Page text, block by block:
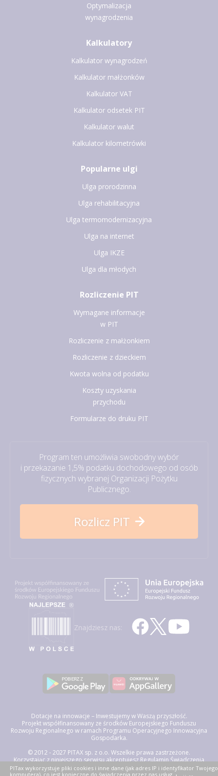
Optymalizacja
wynagrodzenia
Kalkulatory
Kalkulator wynagrodzeń
Kalkulator małżonków
Kalkulator VAT
Kalkulator odsetek PIT
Kalkulator walut
Kalkulator kilometrówki
Popularne ulgi
Ulga prorodzinna
Ulga rehabilitacyjna
Ulga termomodernizacyjna
Ulga na internet
Ulga IKZE
Ulga dla młodych
Rozliczenie PIT
Wymagane informacje
w PIT
Rozliczenie z małżonkiem
Rozliczenie z dzieckiem
Kwota wolna od podatku
Koszty uzyskania
przychodu
Formularze do druku PIT
Program ten umożliwia swobodny wybór
i przekazanie 1,5% podatku dochodowego od osób
fizycznych wybranej Organizacji Pożytku
Publicznego.
Rozlicz PIT
Znajdziesz nas:
Dotacje na innowacje – Inwestujemy w Waszą przyszłość.
Projekt współfinansowany ze środków Europejskiego Funduszu
Rozwoju Regionalnego w ramach Programu Operacyjnego Innowacyjna
Gospodarka.
© 2012 - 2027 PITAX sp. z o.o. Wszelkie prawa zastrzeżone.
Korzystając z niniejszego serwisu akceptujeszRegulamin Świadczenia
Usług Drogą Elektroniczną, politykę przetwarzania danych osobowych
oraz politykę plików cookie »
PITax wykorzystuje pliki cookies i inne dane (jak adres IP i identyfikator Twojego
komputera), co jest konieczne do świadczenia przez nas usług.